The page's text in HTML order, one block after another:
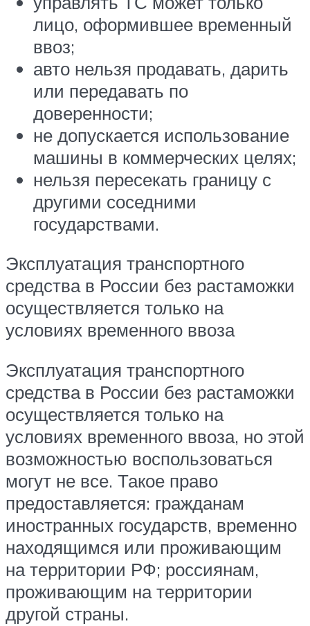
лицо, оформившее временный
ввоз;
авто нельзя продавать, дарить
или передавать по
доверенности;
не допускается использование
машины в коммерческих целях;
нельзя пересекать границу с
другими соседними
государствами.
Эксплуатация транспортного
средства в России без растаможки
осуществляется только на
условиях временного ввоза
Эксплуатация транспортного
средства в России без растаможки
осуществляется только на
условиях временного ввоза, но этой
возможностью воспользоваться
могут не все. Такое право
предоставляется: гражданам
иностранных государств, временно
находящимся или проживающим
на территории РФ; россиянам,
проживающим на территории
другой страны.